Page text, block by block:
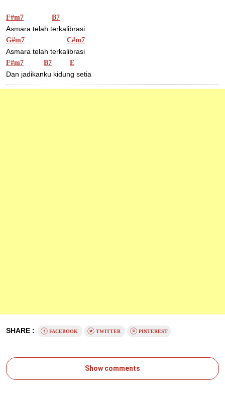
F#m7 B7
Asmara telah terkalibrasi
G#m7 C#m7
Asmara telah terkalibrasi
F#m7 B7 E
Dan jadikanku kidung setia
SHARE : FACEBOOK TWITTER PINTEREST
Show comments